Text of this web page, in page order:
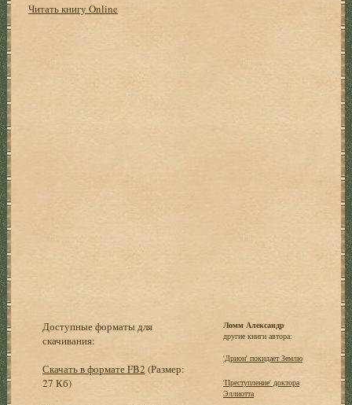
Читать книгу Online
Доступные форматы для
скачивания:
Скачать в формате FB2 (Размер:
27 Кб)
Ломм Александр
другие книги автора:
'Дрион' покидает Землю
'Преступление' доктора
Эллиотта